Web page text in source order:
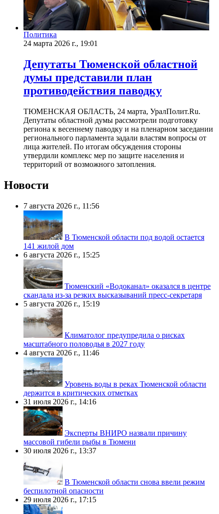
Политика
24 марта 2026 г., 19:01
Депутаты Тюменской областной
думы представили план
противодействия паводку
ТЮМЕНСКАЯ ОБЛАСТЬ, 24 марта, УралПолит.Ru.
Депутаты областной думы рассмотрели подготовку
региона к весеннему паводку и на пленарном заседании
регионального парламента задали властям вопросы от
лица жителей. По итогам обсуждения стороны
утвердили комплекс мер по защите населения и
территорий от возможного затопления.
Новости
7 августа 2026 г., 11:56
В Тюменской области под водой остается
141 жилой дом
6 августа 2026 г., 15:25
Тюменский «Водоканал» оказался в центре
скандала из-за резких высказываний пресс-секретаря
5 августа 2026 г., 15:19
Климатолог предупредила о рисках
масштабного половодья в 2027 году
4 августа 2026 г., 11:46
Уровень воды в реках Тюменской области
держится в критических отметках
31 июля 2026 г., 14:16
Эксперты ВНИРО назвали причину
массовой гибели рыбы в Тюмени
30 июля 2026 г., 13:37
В Тюменской области снова ввели режим
беспилотной опасности
29 июля 2026 г., 17:15